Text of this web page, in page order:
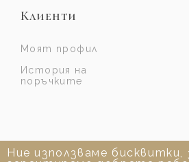
Ние използваме бисквитки,
Клиенти
Моят профил
История на
поръчките